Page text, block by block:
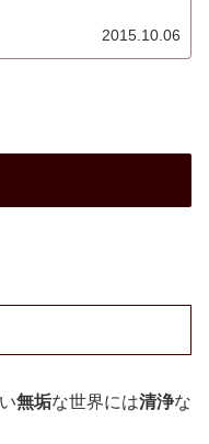
2015.10.06
無垢な世界には清浄な